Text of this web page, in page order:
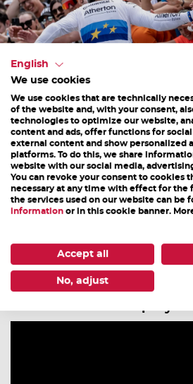
The Bikepark Leogang has a
whether young or old, whether
program with sensational
there and experience the most
English
We use cookies
We use cookies that are technically
of the website and, with your consent,
technologies to optimize our website,
content and ads, offer functions for
external content and show personalized
platforms. To do this, we share
website with our social media,
You can revoke your consent to cookies
necessary at any time with effect for the
the services used on our website can be
information or in this cookie banner.
Accept all
No, adjust